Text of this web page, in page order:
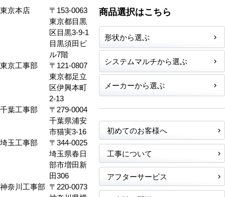
東京本店
〒153-0063
東京都目黒
区目黒3-9-1
目黒須田ビ
ル7階
東京工事部
〒121-0807
東京都足立
区伊興本町
2-13
千葉工事部
〒279-0004
千葉県浦安
市猫実3-16
埼玉工事部
〒344-0025
埼玉県春日
部市増田新
田306
神奈川工事部 〒220-0073
商品選択はこちら
形状から選ぶ
システムマルチから選ぶ
メーカーから選ぶ
初めてのお客様へ
工事について
アフターサービス